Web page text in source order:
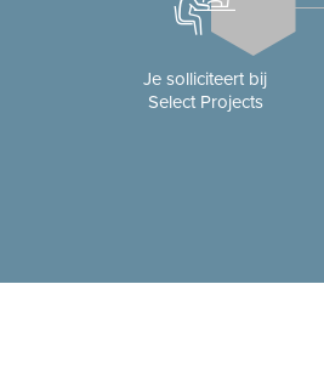
Je solliciteert bij
Select Projects